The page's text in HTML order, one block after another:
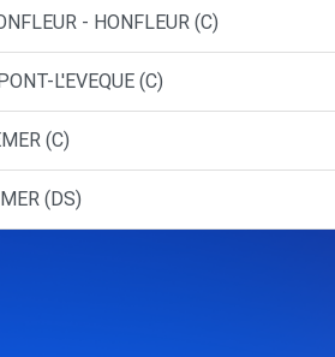
- HONFLEUR (C)
L'EVEQUE (C)
(C)
(DS)